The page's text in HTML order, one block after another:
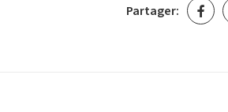
Partager: